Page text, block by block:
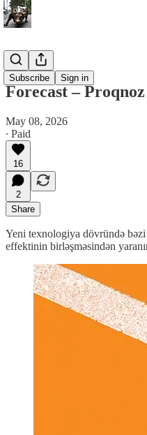
Subscribe Sign in
Forecast
Forecast –
May 08, 2026
∙ Paid
16
2
Share
Yeni texnologiya dövründə
effektinin birləşməsindən